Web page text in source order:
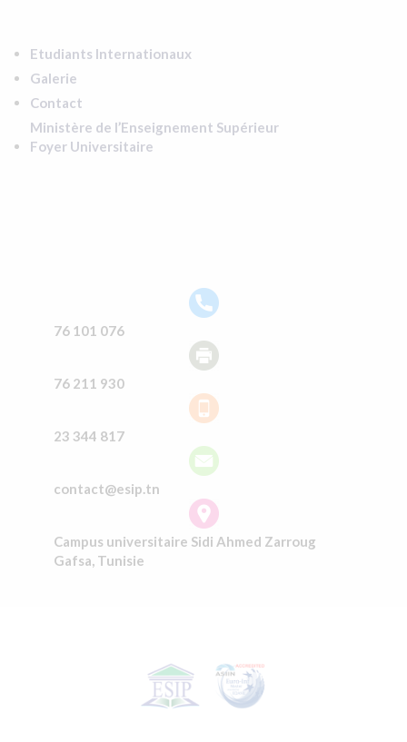
Etudiants Internationaux
Galerie
Contact
Ministère de l’Enseignement Supérieur
Foyer Universitaire
76 101 076
76 211 930
23 344 817
contact@esip.tn
Campus universitaire Sidi Ahmed Zarroug
Gafsa, Tunisie